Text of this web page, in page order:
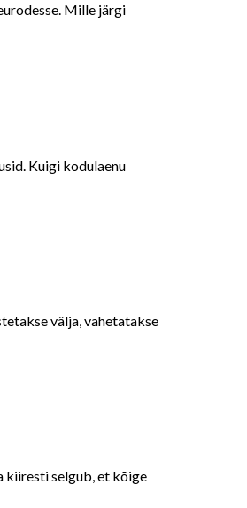
Mille järgi
Kuigi kodulaenu
välja, vahetatakse
kiiresti selgub, et kõige